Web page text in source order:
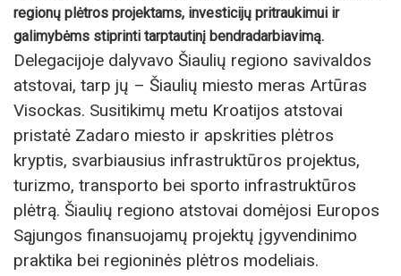
regionų plėtros projektams, investicijų pritraukimui ir
galimybėms stiprinti tarptautinį bendradarbiavimą.
Delegacijoje dalyvavo Šiaulių regiono savivaldos
atstovai, tarp jų – Šiaulių miesto meras Artūras
Visockas. Susitikimų metu Kroatijos atstovai
pristatė Zadaro miesto ir apskrities plėtros
kryptis, svarbiausius infrastruktūros projektus,
turizmo, transporto bei sporto infrastruktūros
plėtrą. Šiaulių regiono atstovai domėjosi Europos
Sąjungos finansuojamų projektų įgyvendinimo
praktika bei regioninės plėtros modeliais.